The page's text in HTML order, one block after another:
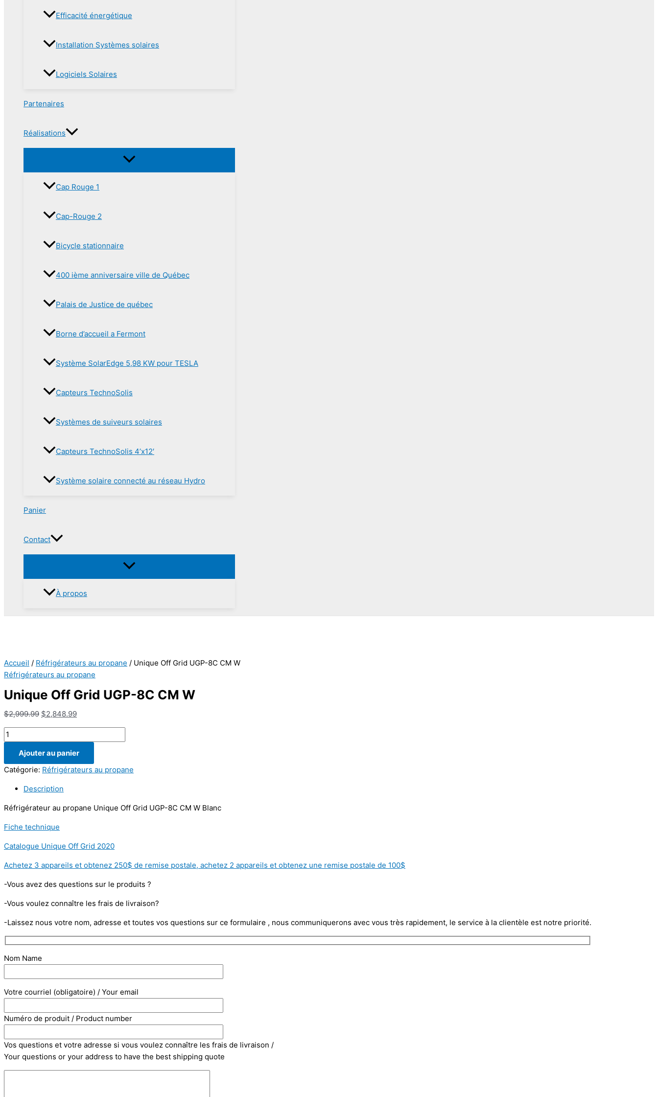
Efficacité énergétique
Installation Systèmes solaires
Logiciels Solaires
Partenaires
Réalisations
Cap Rouge 1
Cap-Rouge 2
Bicycle stationnaire
400 ième anniversaire ville de Québec
Palais de Justice de québec
Borne d’accueil a Fermont
Système SolarEdge 5,98 KW pour TESLA
Capteurs TechnoSolis
Systèmes de suiveurs solaires
Capteurs TechnoSolis 4’x12′
Système solaire connecté au réseau Hydro
Panier
Contact
À propos
Accueil / Réfrigérateurs au propane / Unique Off Grid UGP-8C CM W
Réfrigérateurs au propane
Unique Off Grid UGP-8C CM W
$2,999.99 Le
prix
$2,999.99.
$2,848.99Le
prix
quantité
de
Unique
Off
UGP-
8C
W
Ajouter au panier
Catégorie: Réfrigérateurs au propane
Description
Réfrigérateur au propane Unique Off Grid UGP-8C CM W Blanc
Fiche technique
Catalogue Unique Off Grid 2020
Achetez 3 appareils et obtenez 250$ de remise postale, achetez 2 appareils et obtenez une remise postale de 100$
-Vous avez des questions sur le produits ?
-Vous voulez connaître les frais de livraison?
-Laissez nous votre nom, adresse et toutes vos questions sur ce formulaire , nous communiquerons avec vous très rapidement, le service à la clientèle est notre priorité.
Nom Name
Votre courriel (obligatoire) / Your email
Numéro de produit / Product number
Vos questions et votre adresse si vous voulez connaître les frais de livraison /
Your questions or your address to have the best shipping quote